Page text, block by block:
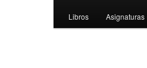
Libros Asignaturas